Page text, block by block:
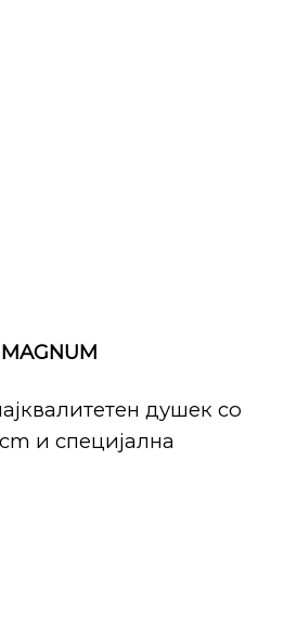
душек со
и специјална